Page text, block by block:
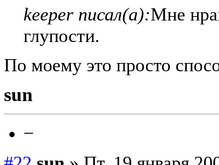
keeper писал(а):Мне
глупости.
По моему это просто
sun
−